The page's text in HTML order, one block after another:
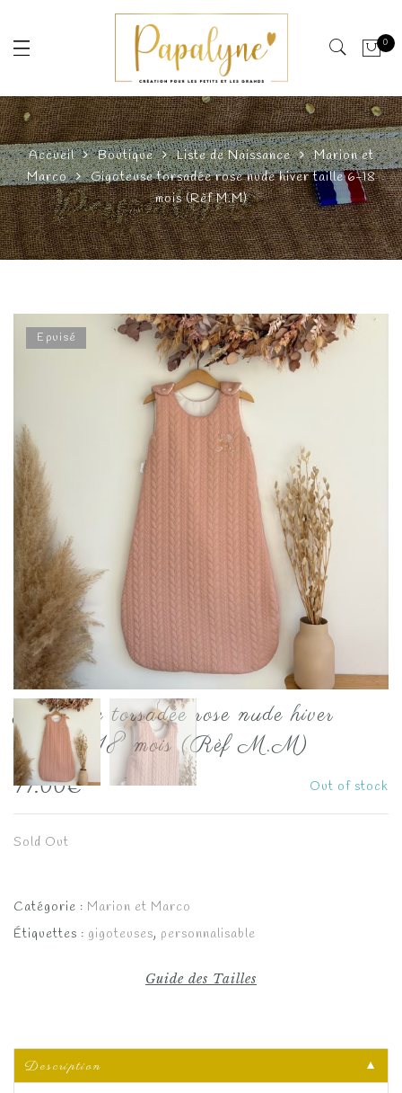
0
Accueil Boutique Liste de Naissance
Marion et
Marco
Gigoteuse torsadée rose nude hiver taille 6-18
mois (Rèf M.M)
Epuisé
Gigoteuse torsadée rose nude hiver
taille 6-18 mois (Rèf M.M)
77.00€ Out of stock
Sold Out
Catégorie : Marion et Marco
Étiquettes : gigoteuses, personnalisable
Guide des Tailles
Description
▼